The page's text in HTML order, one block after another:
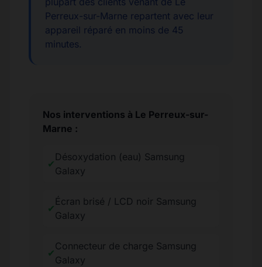
Perreux-sur-Marne repartent avec leur
appareil réparé en moins de 45
minutes.
Nos interventions à Le Perreux-sur-
Marne :
✔
Désoxydation (eau) Samsung
Galaxy
✔
Écran brisé / LCD noir Samsung
Galaxy
✔
Connecteur de charge Samsung
Galaxy